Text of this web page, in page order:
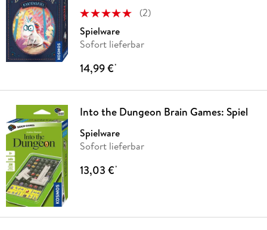
(2)
Spielware
Sofort lieferbar
14,99 €*
Into the Dungeon Brain Games: Spiel
Spielware
Sofort lieferbar
13,03 €*